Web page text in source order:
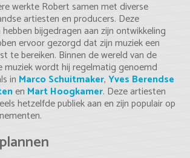
werkte Robert samen met diverse
artiesten en producers. Deze
bijgedragen aan zijn ontwikkeling
ervoor gezorgd dat zijn muziek een
te bereiken. Binnen de wereld van de
muziek wordt hij regelmatig genoemd
in Marco Schuitmaker,Yves Berendse
en Mart Hoogkamer. Deze artiesten
hetzelfde publiek aan en zijn populair op